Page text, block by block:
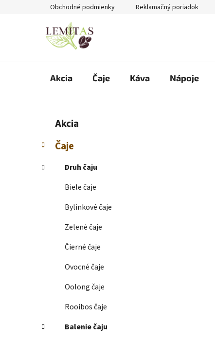
Obchodné podmienky Reklamačný poriadok
Akcia Čaje Káva Nápoje
č
ý
Preskočiť
kategórie
t
e
ó
Akcia
Čaje
Druh čaju
Biele čaje
Bylinkové čaje
Zelené čaje
Čierné čaje
Ovocné čaje
Oolong čaje
Rooibos čaje
Balenie čaju